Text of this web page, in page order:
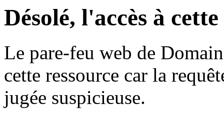
Désolé, l'accès à
Le pare-feu web de
cette ressource car la
jugée suspicieuse.